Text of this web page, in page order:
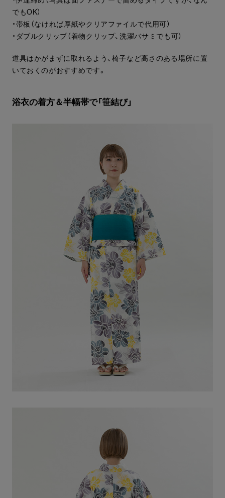
でもOK）
・帯板（なければ厚紙やクリアファイルで代用可）
・ダブルクリップ（着物クリップ、洗濯バサミでも可）
道具はかがまずに取れるよう、椅子など高さのある場所に置
いておくのがおすすめです。
浴衣の着方＆半幅帯で「笹結び」